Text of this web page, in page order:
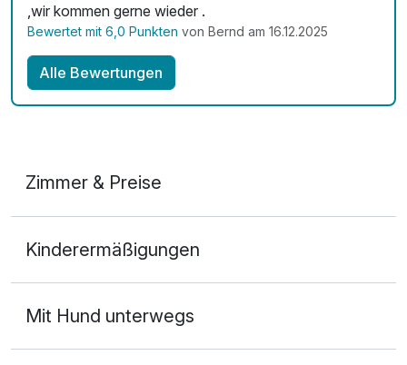
,wir kommen gerne wieder .
Bewertet mit 6,0 Punkten von Bernd am 16.12.2025
Alle Bewertungen
Zimmer & Preise
2 Erwachsene und 1 Kind
Kinderermäßigungen
Mit Hund unterwegs